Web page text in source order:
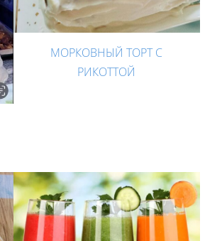
МОРКОВНЫЙ ТОРТ С
РИКОТТОЙ